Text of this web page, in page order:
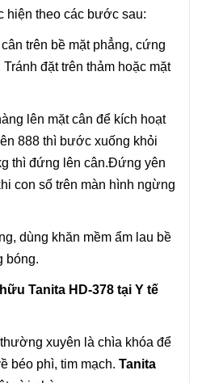
hiện theo các bước sau:
cân trên bề mặt phẳng, cứng
đặt trên thảm hoặc mặt
lên mặt cân để kích hoạt
888 thì bước xuống khỏi
thì đứng lên cân.Đứng yên
con số trên màn hình ngừng
dùng khăn mềm ẩm lau bề
bóng.
Tanita HD-378 tại Y tế
xuyên là chìa khóa để
béo phì, tim mạch. Tanita